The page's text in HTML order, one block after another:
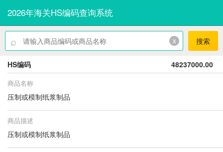
2026年海关HS编码查询系统
⌕ x 搜索
HS编码 48237000.00
商品名称
压制或模制纸浆制品
商品描述
压制或模制纸浆制品